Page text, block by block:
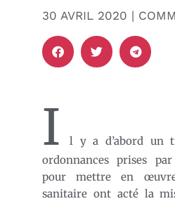
30 AVRIL 2020 |
I
l y a d’abord un
ordonnances prises
pour mettre en œuvre
sanitaire ont acté la